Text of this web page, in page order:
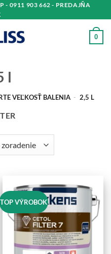
- 0911 903 662 - PREDAJŇA
0
l
VEĽKOSŤ BALENIA - 2,5 L
TOP VÝROBOK